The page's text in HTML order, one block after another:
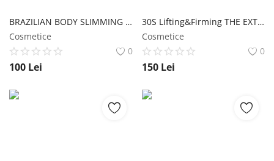
BRAZILIAN BODY SLIMMING SCRUB -Cremă de duș exfoliantă & modelatoare Wawa Fresh Cosmetics
Cosmetice
0
100 Lei
30S Lifting&Firming THE EXTRACT SERUM gât & decolteu Wawa Fresh Cosmetics
Cosmetice
0
150 Lei